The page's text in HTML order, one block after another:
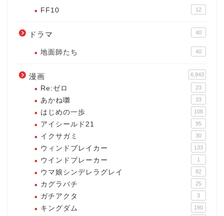
FF10 12
ドラマ 40
地面師たち 40
漫画 6,943
Re:ゼロ 23
あかね囃 33
はじめの一歩 108
アイシールド21 95
イクサガミ 30
ウィンドブレイカー 133
ウインドブレーカー 1
ウマ娘シンデレラグレイ 82
カグラバチ 25
ガチアクタ 3
キングダム 190